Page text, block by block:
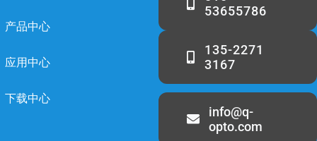
产品中心
应用中心
下载中心
53655786
135-2271
3167
info@q-
opto.com